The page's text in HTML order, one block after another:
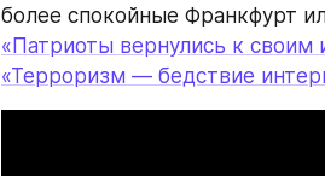
более спокойные Франкфурт
«Патриоты вернулись к своим
«Терроризм — бедствие